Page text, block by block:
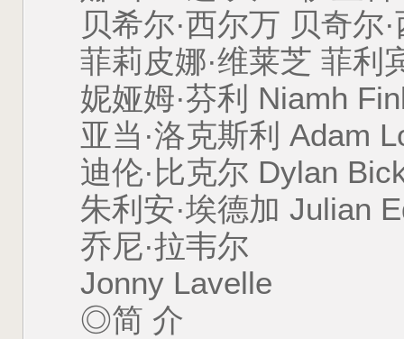
贝希尔·西尔万 贝奇尔
菲莉皮娜·维莱芝 菲利
妮娅姆·芬利 Niamh
亚当·洛克斯利 Adam
迪伦·比克尔 Dylan
朱利安·埃德加 Julian
乔尼·拉韦尔
Jonny Lavelle
◎简 介